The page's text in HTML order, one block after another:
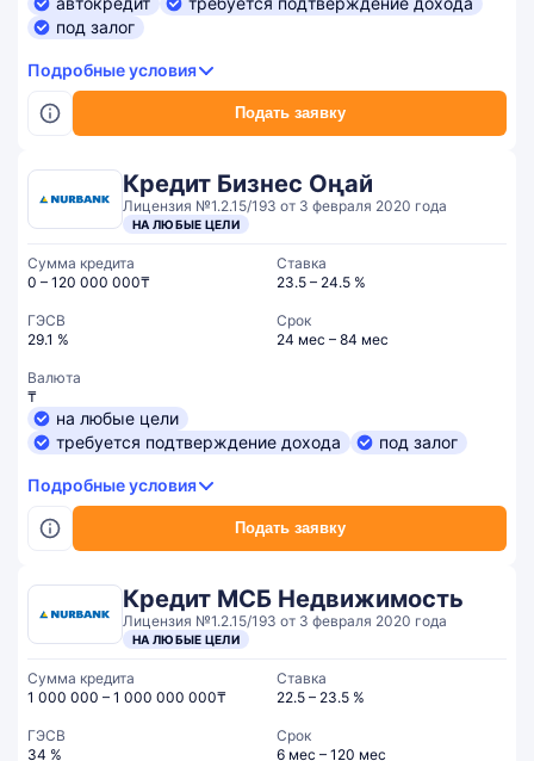
Подать заявку
под залог
Подробные условия
Кредит Бизнес Оңай
Лицензия №1.2.15/193 от 3 февраля 2020 года
НА ЛЮБЫЕ ЦЕЛИ
Подать заявку
Сумма кредита
0 – 120 000 000₸
Ставка
23.5 – 24.5 %
ГЭСВ
29.1 %
Срок
24 мес – 84 мес
Валюта
₸
на любые цели
требуется подтверждение дохода
под залог
Подробные условия
Кредит МСБ Недвижимость
Лицензия №1.2.15/193 от 3 февраля 2020 года
НА ЛЮБЫЕ ЦЕЛИ
Сумма кредита
1 000 000 – 1 000 000 000₸
Ставка
22.5 – 23.5 %
ГЭСВ
34 %
Срок
6 мес – 120 мес